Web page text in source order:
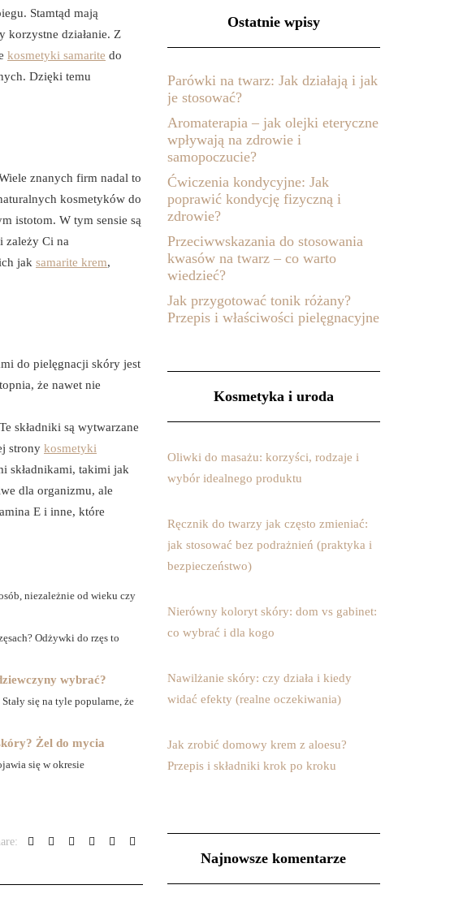
Stamtąd mają
korzystne działanie. Z
kosmetyki samarite do
Dzięki temu
znanych firm nadal to
kosmetyków do
istotom. W tym sensie są
zależy Ci na
jak samarite krem,
do pielęgnacji skóry jest
że nawet nie
składniki są wytwarzane
strony kosmetyki
składnikami, takimi jak
dla organizmu, ale
E i inne, które
niezależnie od wieku czy
Odżywki do rzęs to
wybrać?
się na tyle popularne, że
Żel do mycia
się w okresie
Ostatnie wpisy
Parówki na twarz: Jak działają i jak
je stosować?
Aromaterapia – jak olejki eteryczne
wpływają na zdrowie i
samopoczucie?
Ćwiczenia kondycyjne: Jak
poprawić kondycję fizyczną i
zdrowie?
Przeciwwskazania do stosowania
kwasów na twarz – co warto
wiedzieć?
Jak przygotować tonik różany?
Przepis i właściwości pielęgnacyjne
Kosmetyka i uroda
Oliwki do masażu: korzyści, rodzaje i
wybór idealnego produktu
Ręcznik do twarzy jak często zmieniać:
jak stosować bez podrażnień (praktyka i
bezpieczeństwo)
Nierówny koloryt skóry: dom vs gabinet:
co wybrać i dla kogo
Nawilżanie skóry: czy działa i kiedy
widać efekty (realne oczekiwania)
Jak zrobić domowy krem z aloesu?
Przepis i składniki krok po kroku
Najnowsze komentarze